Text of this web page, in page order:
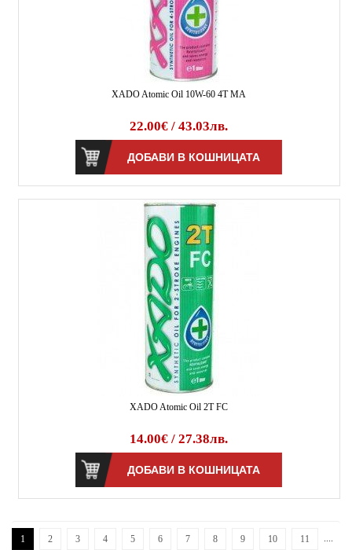
XADO Atomic Oil 10W-60 4T MA
22.00€ / 43.03лв.
XADO Atomic Oil 2T FC
14.00€ / 27.38лв.
1 2 3 4 5 6 7 8 9 10 11